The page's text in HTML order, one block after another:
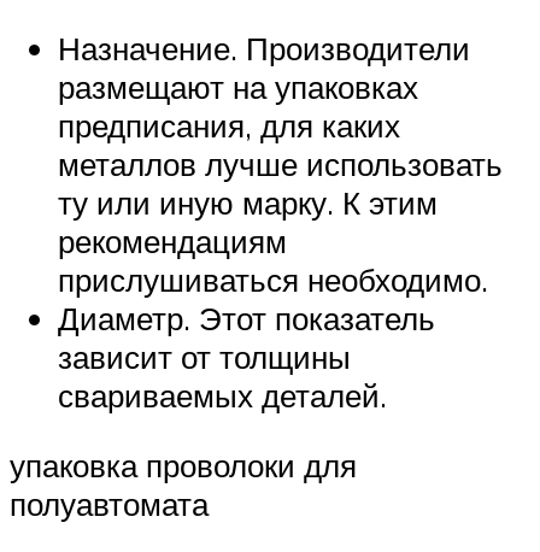
Назначение. Производители
размещают на упаковках
предписания, для каких
металлов лучше использовать
ту или иную марку. К этим
рекомендациям
прислушиваться необходимо.
Диаметр. Этот показатель
зависит от толщины
свариваемых деталей.
упаковка проволоки для
полуавтомата